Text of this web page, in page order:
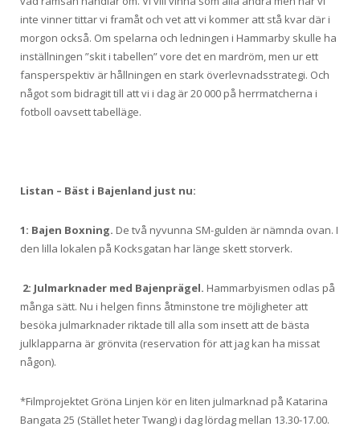
inte vinner tittar vi framåt och vet att vi kommer att stå kvar där i
morgon också. Om spelarna och ledningen i Hammarby skulle ha
inställningen ”skit i tabellen” vore det en mardröm, men ur ett
fansperspektiv är hållningen en stark överlevnadsstrategi. Och
något som bidragit till att vi i dag är 20 000 på herrmatcherna i
fotboll oavsett tabelläge.
Listan – Bäst i Bajenland just nu:
1: Bajen Boxning. De två nyvunna SM-gulden är nämnda ovan. I
den lilla lokalen på Kocksgatan har länge skett storverk.
2: Julmarknader med Bajenprägel. Hammarbyismen odlas på
många sätt. Nu i helgen finns åtminstone tre möjligheter att
besöka julmarknader riktade till alla som insett att de bästa
julklapparna är grönvita (reservation för att jag kan ha missat
någon).
*Filmprojektet Gröna Linjen kör en liten julmarknad på Katarina
Bangata 25 (Stället heter Twang) i dag lördag mellan 13.30-17.00.